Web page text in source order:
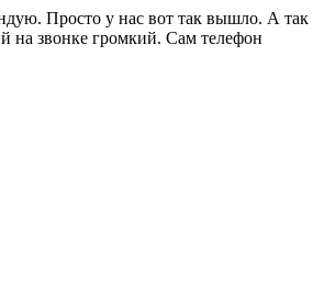
Просто у нас вот так вышло. А так
на звонке громкий. Сам телефон